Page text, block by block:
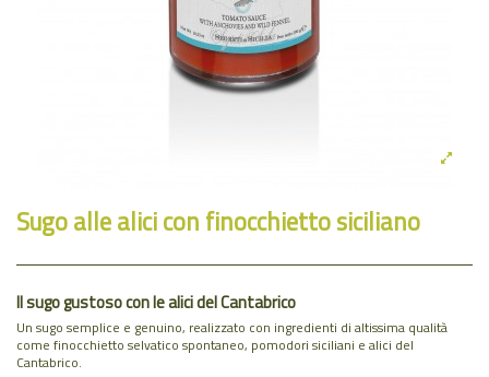
Sugo alle alici con finocchietto siciliano
Il sugo gustoso con le alici del Cantabrico
Un sugo semplice e genuino, realizzato con ingredienti di altissima qualità
come finocchietto selvatico spontaneo, pomodori siciliani e alici del
Cantabrico.